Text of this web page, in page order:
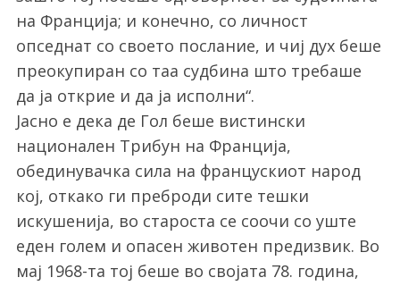
на Франција; и конечно, со личност
опседнат со своето послание, и чиј дух беше
преокупиран со таа судбина што требаше
да ја открие и да ја исполни“.
Јасно е дека де Гол беше вистински
национален Трибун на Франција,
обединувачка сила на францускиот народ
кој, откако ги преброди сите тешки
искушенија, во староста се соочи со уште
еден голем и опасен животен предизвик. Во
мај 1968-та тој беше во својата 78. година,